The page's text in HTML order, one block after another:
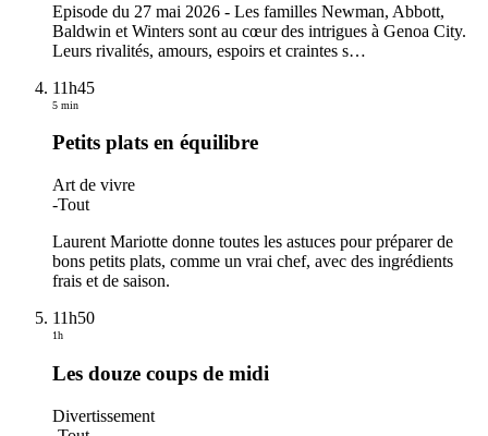
Episode du 27 mai 2026 - Les familles Newman, Abbott,
Baldwin et Winters sont au cœur des intrigues à Genoa City.
Leurs rivalités, amours, espoirs et craintes s…
11h45
5 min
Petits plats en équilibre
Art de vivre
-Tout
Laurent Mariotte donne toutes les astuces pour préparer de
bons petits plats, comme un vrai chef, avec des ingrédients
frais et de saison.
11h50
1h
Les douze coups de midi
Divertissement